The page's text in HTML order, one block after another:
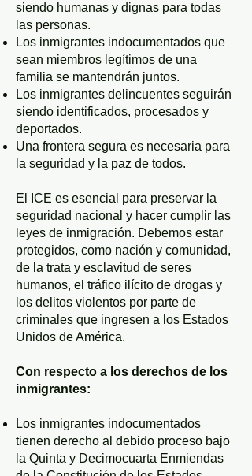
siendo humanas y dignas para todas
las personas.
Los inmigrantes indocumentados que
sean miembros legítimos de una
familia se mantendrán juntos.
Los inmigrantes delincuentes seguirán
siendo identificados, procesados ​​y
deportados.
Una frontera segura es necesaria para
la seguridad y la paz de todos.
El ICE es esencial para preservar la
seguridad nacional y hacer cumplir las
leyes de inmigración. Debemos estar
protegidos, como nación y comunidad,
de la trata y esclavitud de seres
humanos, el tráfico ilícito de drogas y
los delitos violentos por parte de
criminales que ingresen a los Estados
Unidos de América.
Con respecto a los derechos de los
inmigrantes:
Los inmigrantes indocumentados
tienen derecho al debido proceso bajo
la Quinta y Decimocuarta Enmiendas